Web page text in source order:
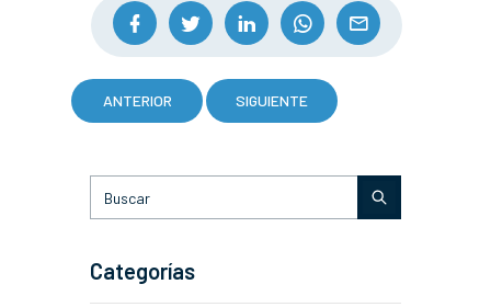
ANTERIOR SIGUIENTE
Categorías